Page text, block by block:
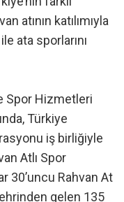
atının katılımıyla
ata sporlarını
Spor Hizmetleri
Türkiye
iş birliğiyle
Atlı Spor
30’uncu Rahvan At
gelen 135